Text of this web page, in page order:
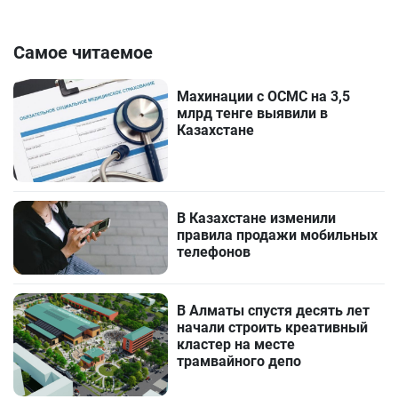
Самое читаемое
Махинации с ОСМС на 3,5
млрд тенге выявили в
Казахстане
В Казахстане изменили
правила продажи мобильных
телефонов
В Алматы спустя десять лет
начали строить креативный
кластер на месте
трамвайного депо